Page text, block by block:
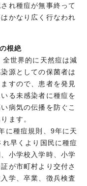
れ種痘が無事終って
かなり広く行なわれ
根絶
世界的に天然痘は減
源としての保菌者は
すので、患者を発見
る未感染者に種痘を
病気の伝播を防ぐこ
ます。
に種痘規則、9年に天
早くより国民に種痘
小学校入学時、小学
が市町村より交付さ
学、卒業、徴兵検査